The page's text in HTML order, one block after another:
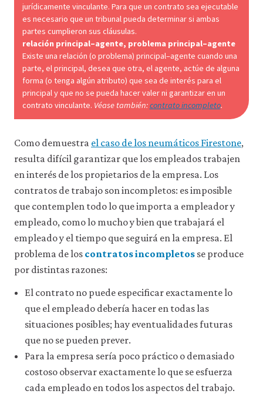
(como,
por
ejemplo,
para
recursos
para
los
que
tener
sesión
iniciada).
nos
gustaría
utilizar
cookies
analíticas
que
nos
ayuden
mejorar
facilidad
uso
jurídicamente vinculante. Para que un contrato sea ejecutable
es necesario que un tribunal pueda determinar si ambas
partes cumplieron sus cláusulas.
relación principal–agente, problema principal–agente
Existe una relación (o problema) principal–agente cuando una
parte, el principal, desea que otra, el agente, actúe de alguna
forma (o tenga algún atributo) que sea de interés para el
principal y que no se pueda hacer valer ni garantizar en un
contrato vinculante. Véase también:contrato incompleto.
Como demuestra el caso de los neumáticos Firestone,
resulta difícil garantizar que los empleados trabajen
en interés de los propietarios de la empresa. Los
contratos de trabajo son incompletos: es imposible
que contemplen todo lo que importa a empleador y
empleado, como lo mucho y bien que trabajará el
empleado y el tiempo que seguirá en la empresa. El
problema de los contratos incompletos se produce
por distintas razones:
El contrato no puede especificar exactamente lo
que el empleado debería hacer en todas las
situaciones posibles; hay eventualidades futuras
que no se pueden prever.
Para la empresa sería poco práctico o demasiado
costoso observar exactamente lo que se esfuerza
cada empleado en todos los aspectos del trabajo.